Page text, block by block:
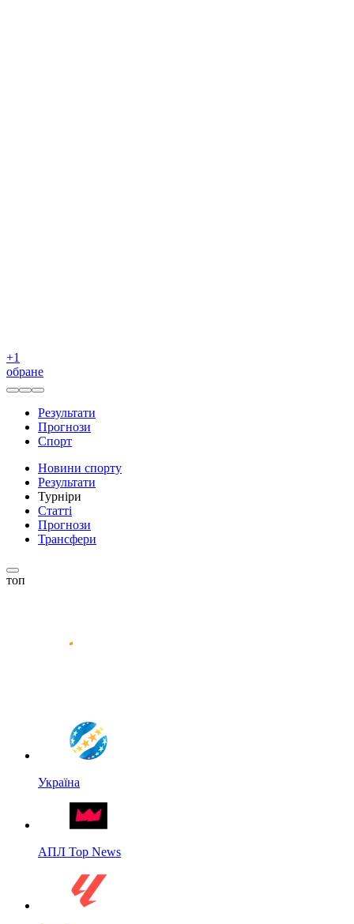
+1
обране
Результати
Прогнози
Спорт
Новини спорту
Результати
Турніри
Статті
Прогнози
Трансфери
топ
Україна
АПЛ Top News